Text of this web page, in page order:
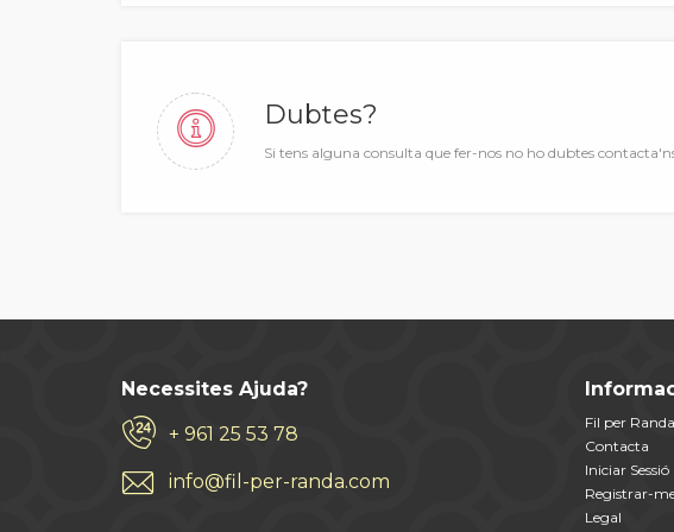
Dubtes?
Si tens alguna consulta que fer-nos no ho dubtes
Necessites Ajuda?
+ 961 25 53 78
info@fil-per-randa.com
Fil per Randa
Contacta
Iniciar Sessió
Registrar-
Legal